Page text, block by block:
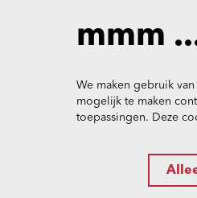
vr. 19.06 -
mmm
We maken gebruik
mogelijk te maken
toepassingen. Deze